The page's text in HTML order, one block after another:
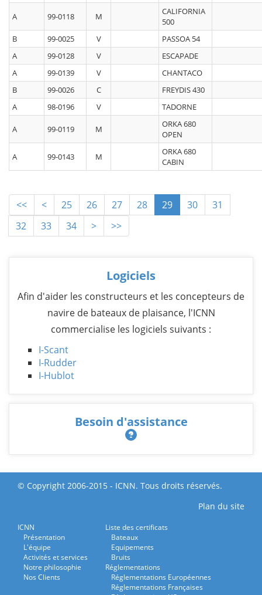
A 99-0118 M
CALIFORNIA
500
B
99-0025 V
PASSOA 54
A
99-0128 V
ESCAPADE
A
99-0139 V
CHANTACO
B
99-0026 C
FREYDIS 430
A
98-0196 V TADORNE
A 99-0119 M
ORKA 680
OPEN
A 99-0143 M
ORKA 680
CABIN
<< < 25 26 27 28 29 30
31
32
33 34 > >>
Logiciels
Afin d'aider les constructeurs et les concepteurs de
navire de bateaux de plaisance, l'ICNN
commercialise les logiciels suivants :
I-Scant
I-Rudder
I-Hublot
Besoin d'assistance
© Copyright 2006-2015 - ICNN. Tous droits réservés.
Plan du site
ICNN
Présentation
L'équipe
Activités et services
Notre philosophie
Nos Clients
Liste des certificats
Bateaux
Equipements
Bruits
Réglementations
Réglementations Européennes
Réglementations Françaises